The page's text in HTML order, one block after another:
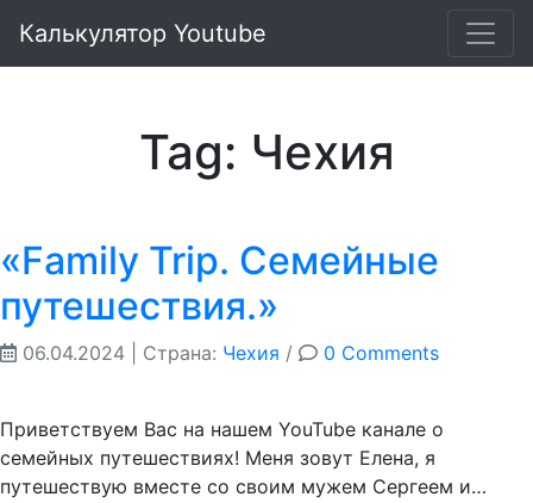
Калькулятор Youtube
Tag: Чехия
«Family Trip. Семейные
путешествия.»
06.04.2024 | Страна: Чехия / 0 Comments
Приветствуем Вас на нашем YouTube канале о
семейных путешествиях! Меня зовут Елена, я
путешествую вместе со своим мужем Сергеем и…